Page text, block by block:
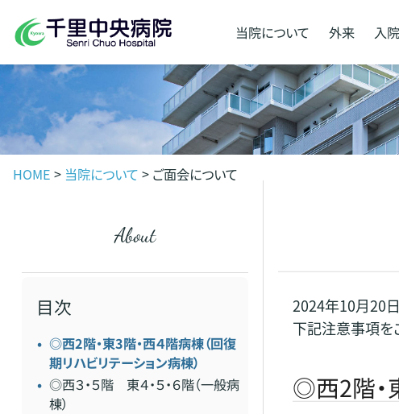
当院について 外来 入院
HOME > 当院について > ご面会について
2024年10月20
下記注意事項を
◎西2階・
about
目次
◎西2階・東3階・西４階病棟（回復
期リハビリテーション病棟）
◎西３・５階 東４・５・６階（一般病
棟）